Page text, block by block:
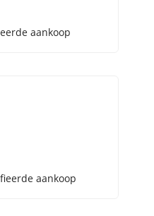
aankoop
aankoop